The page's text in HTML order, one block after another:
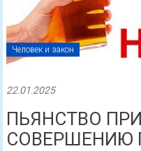
Человек и закон
22.01.2025
ПЬЯНСТВО
СОВЕРШЕНИЮ